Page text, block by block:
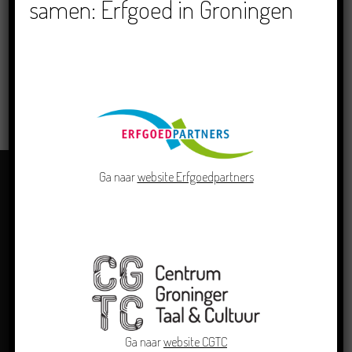
Noarderwyn, Omrop Fryslan
samen: Erfgoed in Groningen
Ga naarwebsite Erfgoedpartners
Ga naarwebsite CGTC